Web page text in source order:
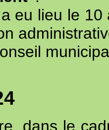
eu lieu le
dans le